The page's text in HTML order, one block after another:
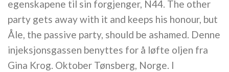
egenskapene til sin forgjenger, N44. The other
party gets away with it and keeps his honour, but
Åle, the passive party, should be ashamed. Denne
injeksjonsgassen benyttes for å løfte oljen fra
Gina Krog. Oktober Tønsberg, Norge. I